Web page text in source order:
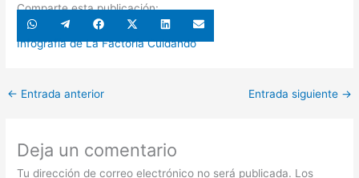
Comparte esta publicación:
Compartir
WhatsApp
Compartir
Telegram
Compartir
Facebook
Compartir
X
(Twitter)
Compartir
LinkedIn
Compartir
en
Email
Infografía de La Factoría Cuidando
← Entrada anterior Entrada siguiente →
Deja un comentario
Tu dirección de correo electrónico no será publicada. Los